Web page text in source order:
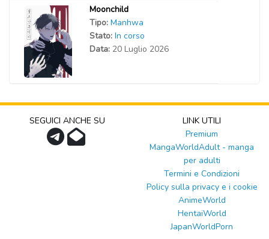
Moonchild
Tipo: Manhwa
Stato: In corso
Data: 20 Luglio 2026
SEGUICI ANCHE SU
LINK UTILI
Premium
MangaWorldAdult - manga
per adulti
Termini e Condizioni
Policy sulla privacy e i cookie
AnimeWorld
HentaiWorld
JapanWorldPorn